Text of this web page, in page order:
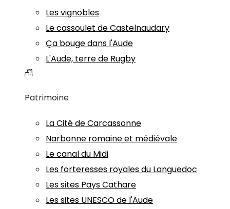
Les vignobles
Le cassoulet de Castelnaudary
Ça bouge dans l'Aude
L'Aude, terre de Rugby
Patrimoine
La Cité de Carcassonne
Narbonne romaine et médiévale
Le canal du Midi
Les forteresses royales du Languedoc
Les sites Pays Cathare
Les sites UNESCO de l'Aude